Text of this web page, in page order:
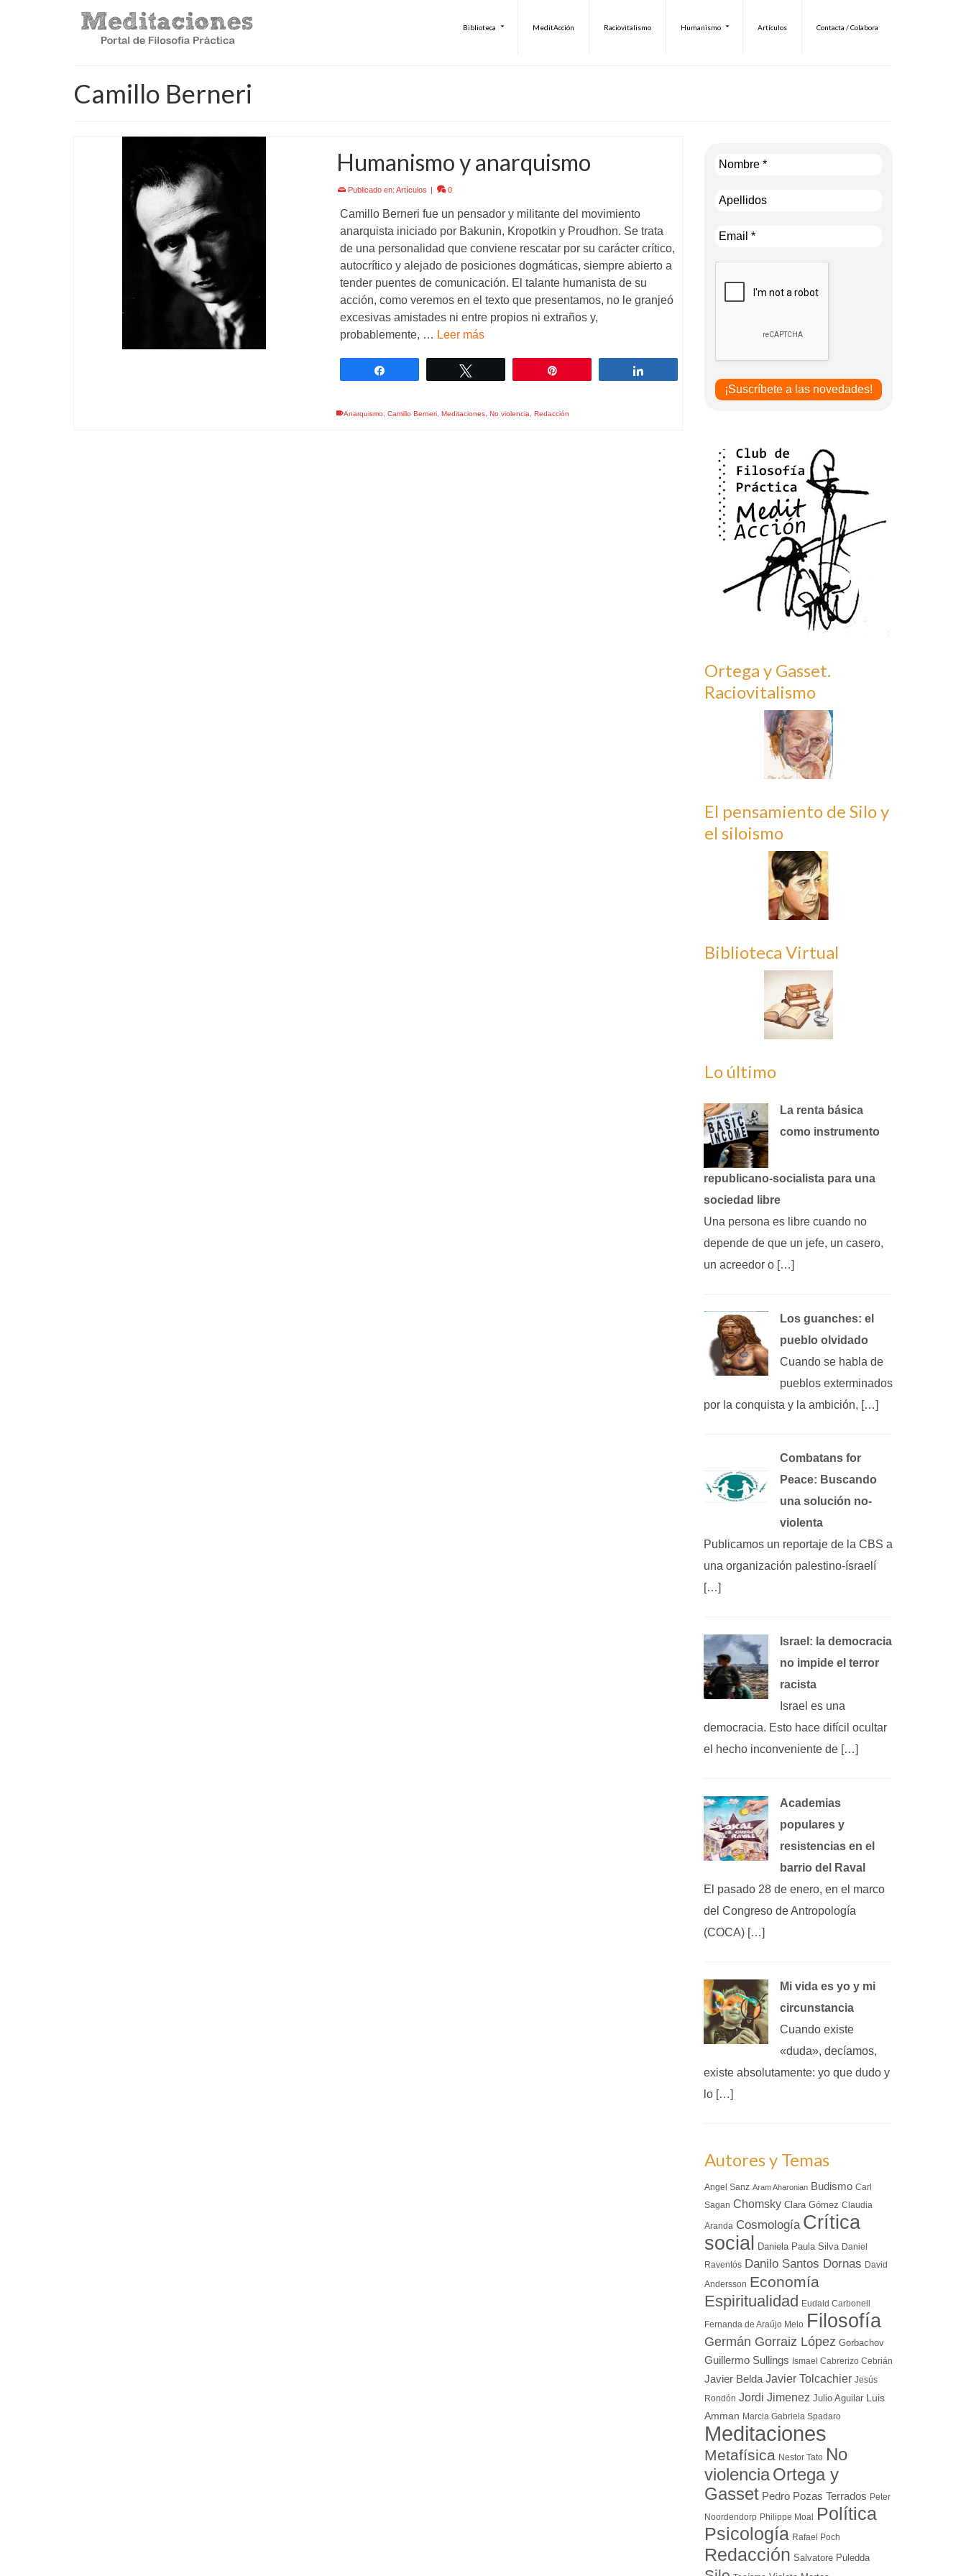
Biblioteca MeditAcción Raciovitalismo Humanismo Artículos Contacta / Colabora
Camillo Berneri
Humanismo y anarquismo
Publicado en: Artículos | 0
Camillo Berneri fue un pensador y militante del movimiento
anarquista iniciado por Bakunin, Kropotkin y Proudhon. Se trata
de una personalidad que conviene rescatar por su carácter crítico,
autocrítico y alejado de posiciones dogmáticas, siempre abierto a
tender puentes de comunicación. El talante humanista de su
acción, como veremos en el texto que presentamos, no le granjeó
excesivas amistades ni entre propios ni extraños y,
probablemente, … Leer más
Anarquismo Camillo Berneri, Meditaciones, No violencia Redacción
Ortega y Gasset.
Raciovitalismo
El pensamiento de Silo y
el siloismo
Biblioteca Virtual
Lo último
La renta básica
como instrumento
republicano‑socialista para una
sociedad libre
Una persona es libre cuando no
depende de que un jefe, un casero,
un acreedor o […]
Los guanches: el
pueblo olvidado
Cuando se habla de
pueblos exterminados
por la conquista y la ambición, […]
Combatans for
Peace: Buscando
una solución no-
violenta
Publicamos un reportaje de la CBS a
una organización palestino-ísraelí
[…]
Israel: la democracia
no impide el terror
racista
Israel es una
democracia. Esto hace difícil ocultar
el hecho inconveniente de […]
Academias
populares y
resistencias en el
barrio del Raval
El pasado 28 de enero, en el marco
del Congreso de Antropología
(COCA) […]
Mi vida es yo y mi
circunstancia
Cuando existe
«duda», decíamos,
existe absolutamente: yo que dudo y
lo […]
Autores y Temas
Angel Sanz Aram Aharonian Budismo Carl
Sagan Chomsky Clara Gómez Claudia
Aranda Cosmología Crítica
social
Daniela Paula Silva Daniel
Raventós Danilo Santos Dornas David
Andersson Economía
Espiritualidad Eudald Carbonell
Fernanda de Araújo Melo Filosofía
Germán Gorraiz López Gorbachov
Guillermo Sullings Ismael Cabrerizo Cebrián
Javier Belda Javier Tolcachier Jesús
Rondón Jordi Jimenez Julio Aguilar Luis
Amman Marcia Gabriela Spadaro
Meditaciones
Metafísica Nestor Tato No
violencia Ortega y
Gasset Pedro Pozas Terrados Peter
Noordendorp Philippe Moal Política
Psicología Rafael Poch
Redacción Salvatore Puledda